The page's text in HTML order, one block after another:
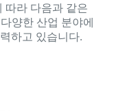
따라 다음과 같은
양한 산업 분야에
하고 있습니다.